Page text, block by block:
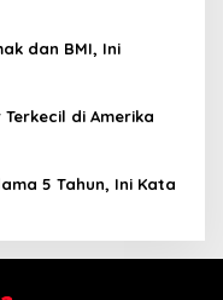
dan BMI, Ini
di Amerika
5 Tahun, Ini Kata